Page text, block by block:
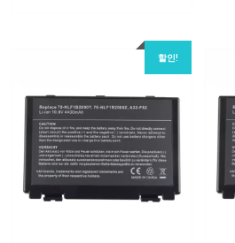
할인!